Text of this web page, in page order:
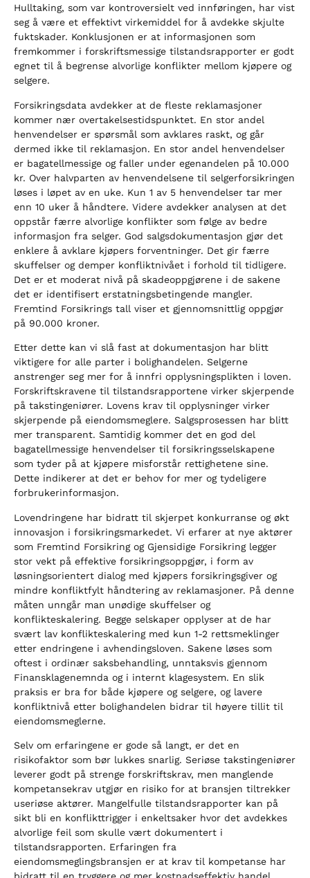
Hulltaking, som var kontroversielt ved innføringen, har vist
seg å være et effektivt virkemiddel for å avdekke skjulte
fuktskader. Konklusjonen er at informasjonen som
fremkommer i forskriftsmessige tilstandsrapporter er godt
egnet til å begrense alvorlige konflikter mellom kjøpere og
selgere.
Forsikringsdata avdekker at de fleste reklamasjoner
kommer nær overtakelsestidspunktet. En stor andel
henvendelser er spørsmål som avklares raskt, og går
dermed ikke til reklamasjon. En stor andel henvendelser
er bagatellmessige og faller under egenandelen på 10.000
kr. Over halvparten av henvendelsene til selgerforsikringen
løses i løpet av en uke. Kun 1 av 5 henvendelser tar mer
enn 10 uker å håndtere. Videre avdekker analysen at det
oppstår færre alvorlige konflikter som følge av bedre
informasjon fra selger. God salgsdokumentasjon gjør det
enklere å avklare kjøpers forventninger. Det gir færre
skuffelser og demper konfliktnivået i forhold til tidligere.
Det er et moderat nivå på skadeoppgjørene i de sakene
det er identifisert erstatningsbetingende mangler.
Fremtind Forsikrings tall viser et gjennomsnittlig oppgjør
på 90.000 kroner.
Etter dette kan vi slå fast at dokumentasjon har blitt
viktigere for alle parter i bolighandelen. Selgerne
anstrenger seg mer for å innfri opplysningsplikten i loven.
Forskriftskravene til tilstandsrapportene virker skjerpende
på takstingeniører. Lovens krav til opplysninger virker
skjerpende på eiendomsmeglere. Salgsprosessen har blitt
mer transparent. Samtidig kommer det en god del
bagatellmessige henvendelser til forsikringsselskapene
som tyder på at kjøpere misforstår rettighetene sine.
Dette indikerer at det er behov for mer og tydeligere
forbrukerinformasjon.
Lovendringene har bidratt til skjerpet konkurranse og økt
innovasjon i forsikringsmarkedet. Vi erfarer at nye aktører
som Fremtind Forsikring og Gjensidige Forsikring legger
stor vekt på effektive forsikringsoppgjør, i form av
løsningsorientert dialog med kjøpers forsikringsgiver og
mindre konfliktfylt håndtering av reklamasjoner. På denne
måten unngår man unødige skuffelser og
konflikteskalering. Begge selskaper opplyser at de har
svært lav konflikteskalering med kun 1-2 rettsmeklinger
etter endringene i avhendingsloven. Sakene løses som
oftest i ordinær saksbehandling, unntaksvis gjennom
Finansklagenemnda og i internt klagesystem. En slik
praksis er bra for både kjøpere og selgere, og lavere
konfliktnivå etter bolighandelen bidrar til høyere tillit til
eiendomsmeglerne.
Selv om erfaringene er gode så langt, er det en
risikofaktor som bør lukkes snarlig. Seriøse takstingeniører
leverer godt på strenge forskriftskrav, men manglende
kompetansekrav utgjør en risiko for at bransjen tiltrekker
useriøse aktører. Mangelfulle tilstandsrapporter kan på
sikt bli en konflikttrigger i enkeltsaker hvor det avdekkes
alvorlige feil som skulle vært dokumentert i
tilstandsrapporten. Erfaringen fra
eiendomsmeglingsbransjen er at krav til kompetanse har